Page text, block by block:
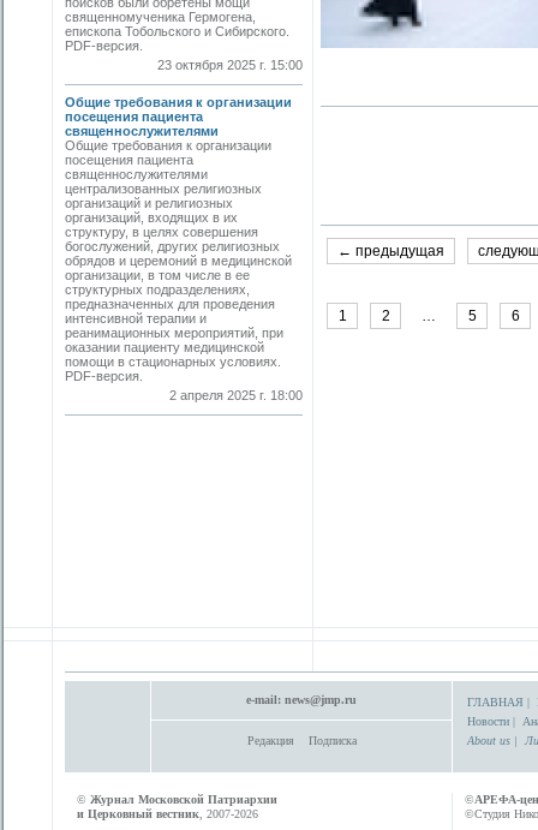
священномученика Гермогена,
епископа Тобольского и Сибирского.
PDF-версия.
23 октября 2025 г. 15:00
Общие требования к организации
посещения пациента
священнослужителями
Общие требования к организации
посещения пациента
священнослужителями
централизованных религиозных
организаций и религиозных
организаций, входящих в их
структуру, в целях совершения
богослужений, других религиозных
обрядов и церемоний в медицинской
организации, в том числе в ее
структурных подразделениях,
предназначенных для проведения
интенсивной терапии и
реанимационных мероприятий, при
оказании пациенту медицинской
помощи в стационарных условиях.
PDF-версия.
2 апреля 2025 г. 18:00
← предыдущая
1 2 5 6
e-mail: news@jmp.ru
Редакция Подписка
ГЛАВНАЯ |
Новости |
About us |
© Журнал Московской Патриархии
и Церковный вестник , 2007-2026
©АРЕФА-
©Студия